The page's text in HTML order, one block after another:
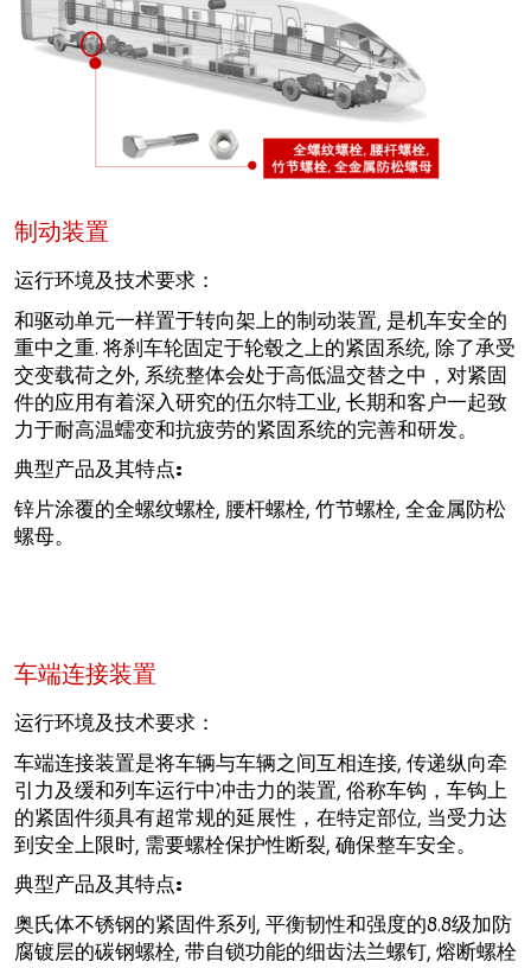
制动装置
运行环境及技术要求：
和驱动单元一样置于转向架上的制动装置, 是机车安全的
重中之重. 将刹车轮固定于轮毂之上的紧固系统, 除了承受
交变载荷之外, 系统整体会处于高低温交替之中，对紧固
件的应用有着深入研究的伍尔特工业, 长期和客户一起致
力于耐高温蠕变和抗疲劳的紧固系统的完善和研发。
典型产品及其特点:
锌片涂覆的全螺纹螺栓, 腰杆螺栓, 竹节螺栓, 全金属防松
螺母。
车端连接装置
运行环境及技术要求：
车端连接装置是将车辆与车辆之间互相连接, 传递纵向牵
引力及缓和列车运行中冲击力的装置, 俗称车钩，车钩上
的紧固件须具有超常规的延展性，在特定部位, 当受力达
到安全上限时, 需要螺栓保护性断裂, 确保整车安全。
典型产品及其特点:
奥氏体不锈钢的紧固件系列, 平衡韧性和强度的8.8级加防
腐镀层的碳钢螺栓, 带自锁功能的细齿法兰螺钉, 熔断螺栓